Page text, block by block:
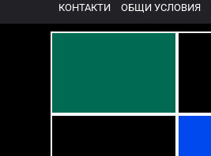
КОНТАКТИ ОБЩИ УСЛОВИЯ